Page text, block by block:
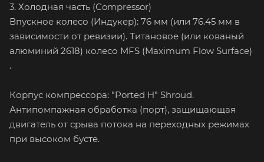
3. Холодная часть (Compressor)
Впускное колесо (Индукер): 76 мм (или 76.45 мм в
зависимости от ревизии). Титановое (или кованый
алюминий 2618) колесо MFS (Maximum Flow Surface)
.
Корпус компрессора: "Ported H" Shroud.
Антипомпажная обработка (порт), защищающая
двигатель от срыва потока на переходных режимах
при высоком бусте.